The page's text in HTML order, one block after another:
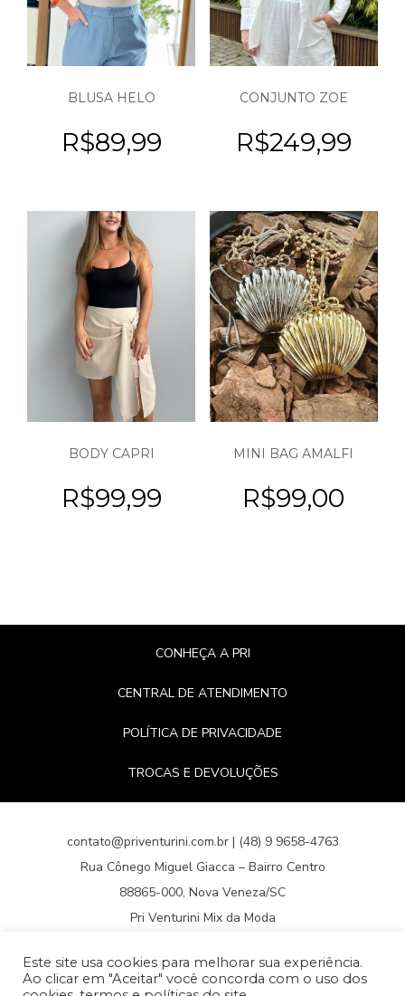
BLUSA HELO
R$89,99
CONJUNTO ZOE
R$249,99
BODY CAPRI
R$99,99
MINI BAG AMALFI
R$99,00
CONHEÇA A PRI
CENTRAL DE ATENDIMENTO
POLÍTICA DE PRIVACIDADE
TROCAS E DEVOLUÇÕES
contato@priventurini.com.br | (48) 9 9658-4763
Rua Cônego Miguel Giacca – Bairro Centro
88865-000, Nova Veneza/SC
Pri Venturini Mix da Moda
CNPJ 21.620.353/0001-64
Este site usa cookies para melhorar sua experiência.
Ao clicar em "Aceitar" você concorda com o uso dos